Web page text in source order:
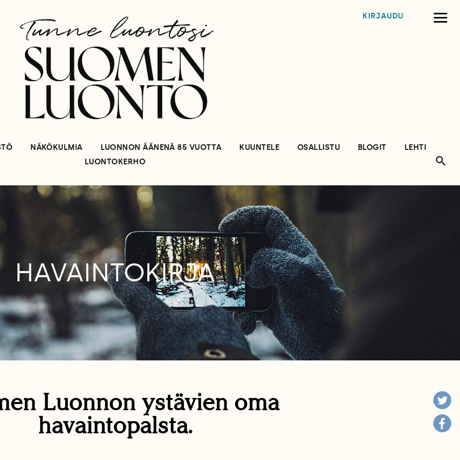
KIRJAUDU
NÄKÖKULMIA LUONNON ÄÄNENÄ 85 VUOTTA KUUNTELE OSALLISTU BLOGIT
LEHTI
LUONTOKERHO
HAVAINTOKIRJA
Luonnon ystävien oma
havaintopalsta.